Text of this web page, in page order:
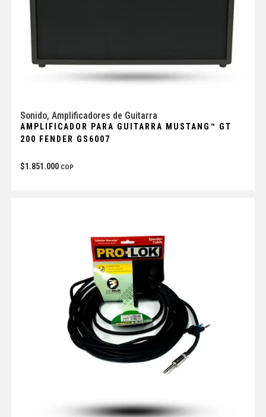
Sonido, Amplificadores de Guitarra
AMPLIFICADOR PARA GUITARRA MUSTANG™ GT
200 FENDER GS6007
$1.851.000 COP